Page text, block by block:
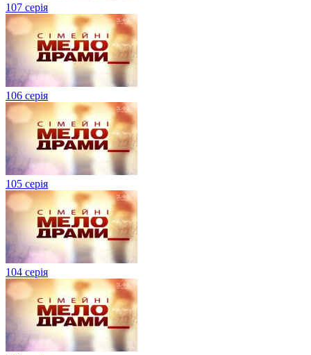
107 серія
106 серія
105 серія
104 серія